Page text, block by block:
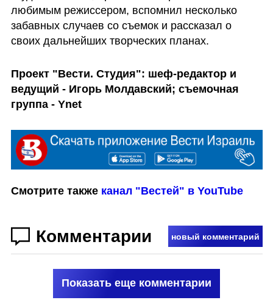
любимым режиссером, вспомнил несколько
забавных случаев со съемок и рассказал о
своих дальнейших творческих планах.
Проект "Вести. Студия": шеф-редактор и
ведущий - Игорь Молдавский; съемочная
группа - Ynet
Смотрите также канал "Вестей" в YouTube
Комментарии новый комментарий
Показать еще комментарии